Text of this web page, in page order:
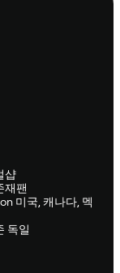
샵
재팬
미국, 캐나다, 멕
독일